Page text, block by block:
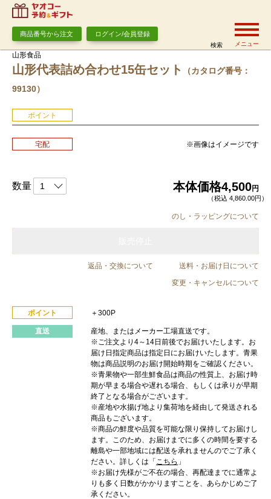
商品番号から注文 ログイン/会員登録
検索 メニュー
山形食品
山形代表詰め合わせ15缶セット
（カタログ番号：
99130）
ポイント
宅配 ※画像はイメージです
数量 本体価格4,500円
（税込 4,860.00円）
のし・ラッピングについて
返品・交換について
送料・お届け日について
変更・キャンセルについて
ポイント ＋300P
直送
産地、またはメーカー工場直送です。
※ご注文より4～14日前後でお届けいたします。お
届け日指定商品は指定日にお届けいたします。青果
物は商品説明のお届け開始時期をご確認ください。
※青果物や一部生鮮食品は商品の性質上、お届け時
期が早まる場合や遅れる場合、もしくは承りが早期
終了となる場合がございます。
※産地や水揚げ地より集荷地を経由して発送される
商品もございます。
※商品の鮮度や品質を可能な限り保持してお届けし
ます。このため、お届けまでに多くの時間を要する
離島や一部地域には配送を承れませんのでご了承く
ださい。詳しくは「 こちら 」
※お届け先様がご不在の場合、再配達までに通常よ
りも多く日数がかかりますことを、あらかじめご了
承ください。